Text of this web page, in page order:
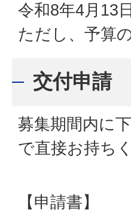
令和8年4月13
ただし、予算
交付申請
募集期間内に
で直接お持ち
【申請書】